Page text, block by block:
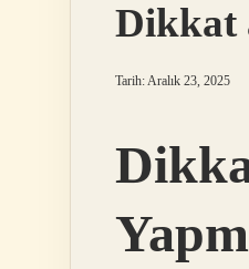
Dikkat
Tarih: Aralık 23, 2025